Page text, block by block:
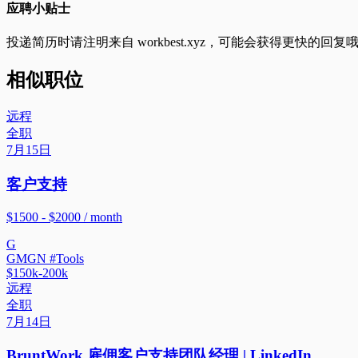
应聘小贴士
投递简历时请注明来自 workbest.xyz ，可能会获得更快的回复
相似职位
远程
全职
7月15日
客户支持
$1500 - $2000 / month
G
GMGN #Tools
$150k-200k
远程
全职
7月14日